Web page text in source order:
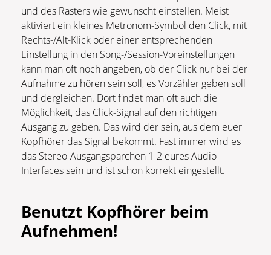
und des Rasters wie gewünscht einstellen. Meist
aktiviert ein kleines Metronom-Symbol den Click, mit
Rechts-/Alt-Klick oder einer entsprechenden
Einstellung in den Song-/Session-Voreinstellungen
kann man oft noch angeben, ob der Click nur bei der
Aufnahme zu hören sein soll, es Vorzähler geben soll
und dergleichen. Dort findet man oft auch die
Möglichkeit, das Click-Signal auf den richtigen
Ausgang zu geben. Das wird der sein, aus dem euer
Kopfhörer das Signal bekommt. Fast immer wird es
das Stereo-Ausgangspärchen 1-2 eures Audio-
Interfaces sein und ist schon korrekt eingestellt.
Benutzt Kopfhörer beim
Aufnehmen!